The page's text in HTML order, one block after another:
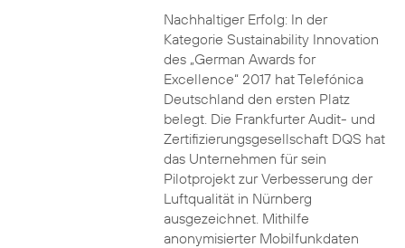
Nachhaltiger Erfolg: In der
Kategorie Sustainability Innovation
des „German Awards for
Excellence“ 2017 hat Telefónica
Deutschland den ersten Platz
belegt. Die Frankfurter Audit- und
Zertifizierungsgesellschaft DQS hat
das Unternehmen für sein
Pilotprojekt zur Verbesserung der
Luftqualität in Nürnberg
ausgezeichnet. Mithilfe
anonymisierter Mobilfunkdaten